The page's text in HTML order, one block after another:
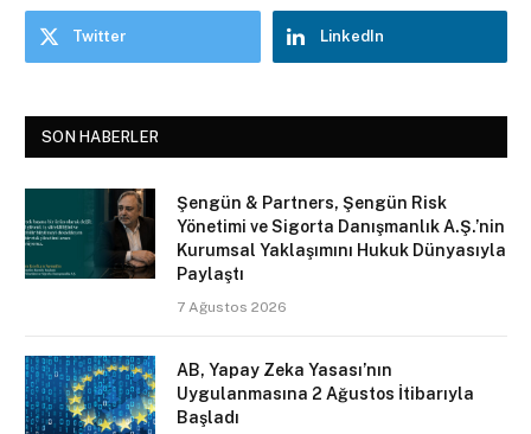
Twitter LinkedIn
SON HABERLER
Şengün & Partners, Şengün Risk
Yönetimi ve Sigorta Danışmanlık A.Ş.’nin
Kurumsal Yaklaşımını Hukuk Dünyasıyla
Paylaştı
7 Ağustos 2026
AB, Yapay Zeka Yasası’nın
Uygulanmasına 2 Ağustos İtibarıyla
Başladı